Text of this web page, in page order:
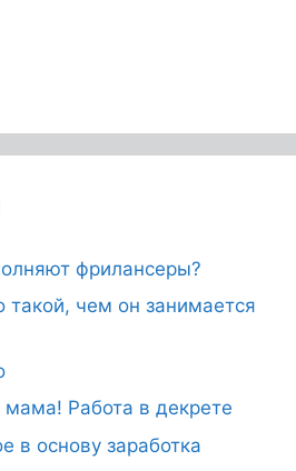
фрилансеры?
такой, чем он занимается
Работа в декрете
в основу заработка